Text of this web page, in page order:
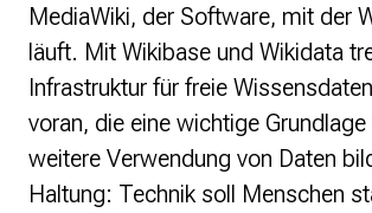
MediaWiki, der Software, mit der
läuft. Mit Wikibase und Wikidata
Infrastruktur für freie
voran, die eine wichtige
weitere Verwendung von Daten
Haltung: Technik soll Menschen